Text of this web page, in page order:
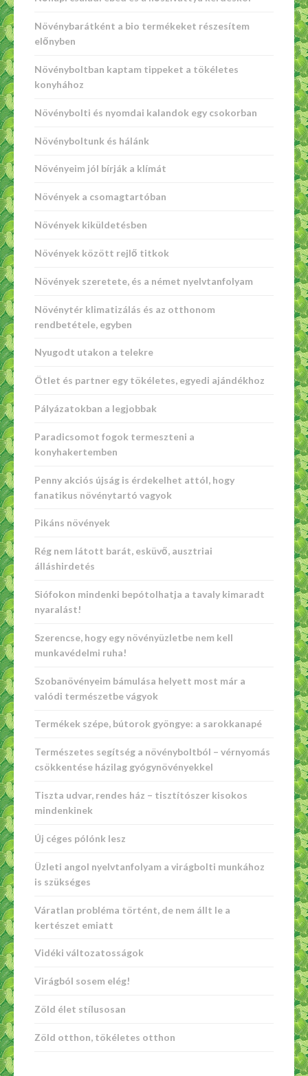
Növénybarátként a bio termékeket részesítem
előnyben
Növényboltban kaptam tippeket a tökéletes
konyhához
Növénybolti és nyomdai kalandok egy csokorban
Növényboltunk és hálánk
Növényeim jól bírják a klímát
Növények a csomagtartóban
Növények kiküldetésben
Növények között rejlő titkok
Növények szeretete, és a német nyelvtanfolyam
Növénytér klimatizálás és az otthonom
rendbetétele, egyben
Nyugodt utakon a telekre
Ötlet és partner egy tökéletes, egyedi ajándékhoz
Pályázatokban a legjobbak
Paradicsomot fogok termeszteni a
konyhakertemben
Penny akciós újság is érdekelhet attól, hogy
fanatikus növénytartó vagyok
Pikáns növények
Rég nem látott barát, esküvő, ausztriai
álláshirdetés
Siófokon mindenki bepótolhatja a tavaly kimaradt
nyaralást!
Szerencse, hogy egy növényüzletbe nem kell
munkavédelmi ruha!
Szobanövényeim bámulása helyett most már a
valódi természetbe vágyok
Termékek szépe, bútorok gyöngye: a sarokkanapé
Természetes segítség a növényboltból – vérnyomás
csökkentése házilag gyógynövényekkel
Tiszta udvar, rendes ház – tisztítószer kisokos
mindenkinek
Új céges pólónk lesz
Üzleti angol nyelvtanfolyam a virágbolti munkához
is szükséges
Váratlan probléma történt, de nem állt le a
kertészet emiatt
Vidéki változatosságok
Virágból sosem elég!
Zöld élet stílusosan
Zöld otthon, tökéletes otthon